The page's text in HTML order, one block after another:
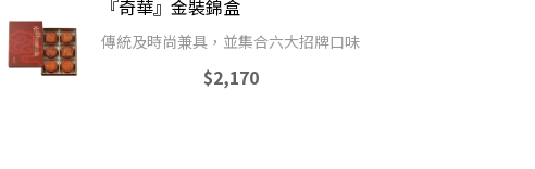
『奇華』金裝錦盒
傳統及時尚兼具，並集合六大招牌口味
$2,170